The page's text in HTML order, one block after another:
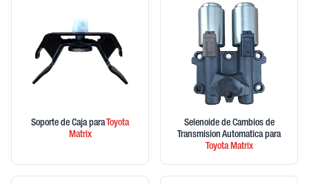
Soporte de Caja para Toyota
Matrix
Selenoide de Cambios de
Transmision Automatica para
ToyotaMatrix